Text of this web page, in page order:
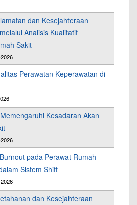
dan Kesejahteraan
Analisis Kualitatif
Sakit
Perawatan Keperawatan di
Kesadaran Akan
pada Perawat Rumah
Sistem Shift
dan Kesejahteraan